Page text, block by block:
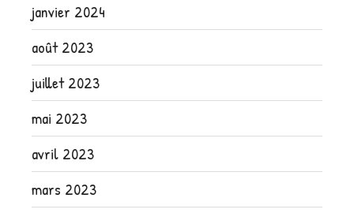
janvier 2024
août 2023
juillet 2023
mai 2023
avril 2023
mars 2023